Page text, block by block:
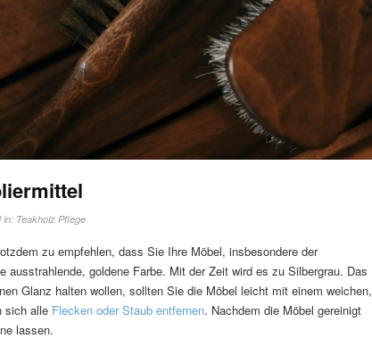
in: Teakholz Pflege
zu empfehlen, dass Sie Ihre Möbel, insbesondere der
ausstrahlende, goldene Farbe. Mit der Zeit wird es zu Silbergrau. Das
Glanz halten wollen, sollten Sie die Möbel leicht mit einem weichen,
sich alle Flecken oder Staub entfernen. Nachdem die Möbel gereinigt
lassen.